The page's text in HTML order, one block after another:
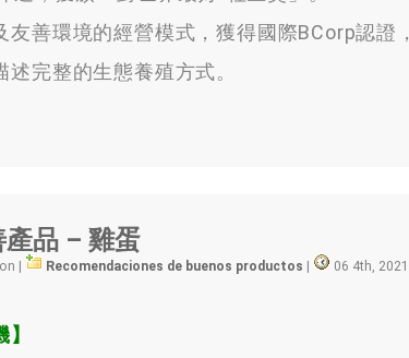
友善環境的經營模式 ，獲得國際BCorp認證 ，
述完整的生態養殖方式。
產品 – 雞蛋
| Recomendaciones de buenos productos | 06 4th, 2021